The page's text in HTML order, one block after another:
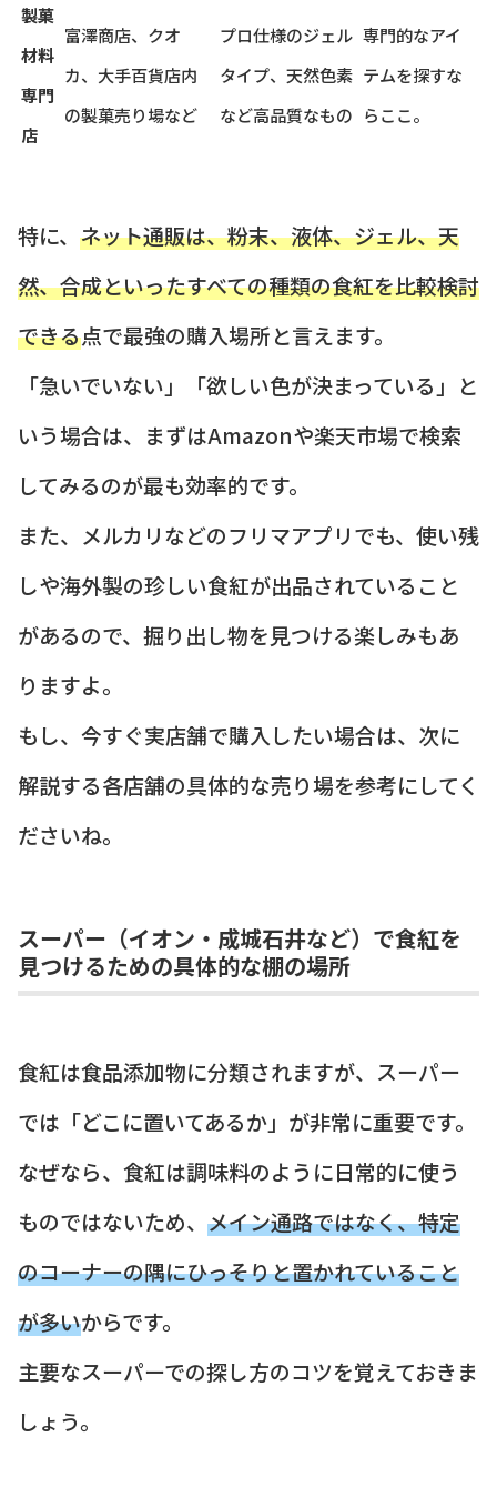
製菓
材料
専門
店
富澤商店、クオ
カ、大手百貨店内
の製菓売り場など
プロ仕様のジェル
タイプ、天然色素
など高品質なもの
専門的なアイ
テムを探すな
らここ。
特に、 ネット通販は、粉末、液体、ジェル、天
然、合成といったすべての種類の食紅を比較検討
できる点で最強の購入場所と言えます。
「急いでいない」「欲しい色が決まっている」と
いう場合は、まずはAmazonや楽天市場で検索
してみるのが最も効率的です。
また、メルカリなどのフリマアプリでも、使い残
しや海外製の珍しい食紅が出品されていること
があるので、掘り出し物を見つける楽しみもあ
りますよ。
もし、今すぐ実店舗で購入したい場合は、次に
解説する各店舗の具体的な売り場を参考にしてく
ださいね。
スーパー（イオン・成城石井など）で食紅を
見つけるための具体的な棚の場所
食紅は食品添加物に分類されますが、スーパー
では「どこに置いてあるか」が非常に重要です。
なぜなら、食紅は調味料のように日常的に使う
ものではないため、 メイン通路ではなく、特定
のコーナーの隅にひっそりと置かれていること
が多いからです。
主要なスーパーでの探し方のコツを覚えておきま
しょう。